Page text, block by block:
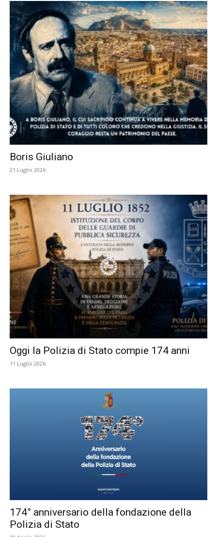
Boris Giuliano
21 Luglio 2026
Oggi la Polizia di Stato compie 174 anni
11 Luglio 2026
174° anniversario della fondazione della
Polizia di Stato